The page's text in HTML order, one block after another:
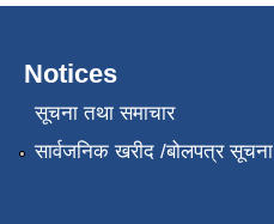
Notices
सूचना तथा समाचार
सार्वजनिक खरीद /बोलपत्र सूचना